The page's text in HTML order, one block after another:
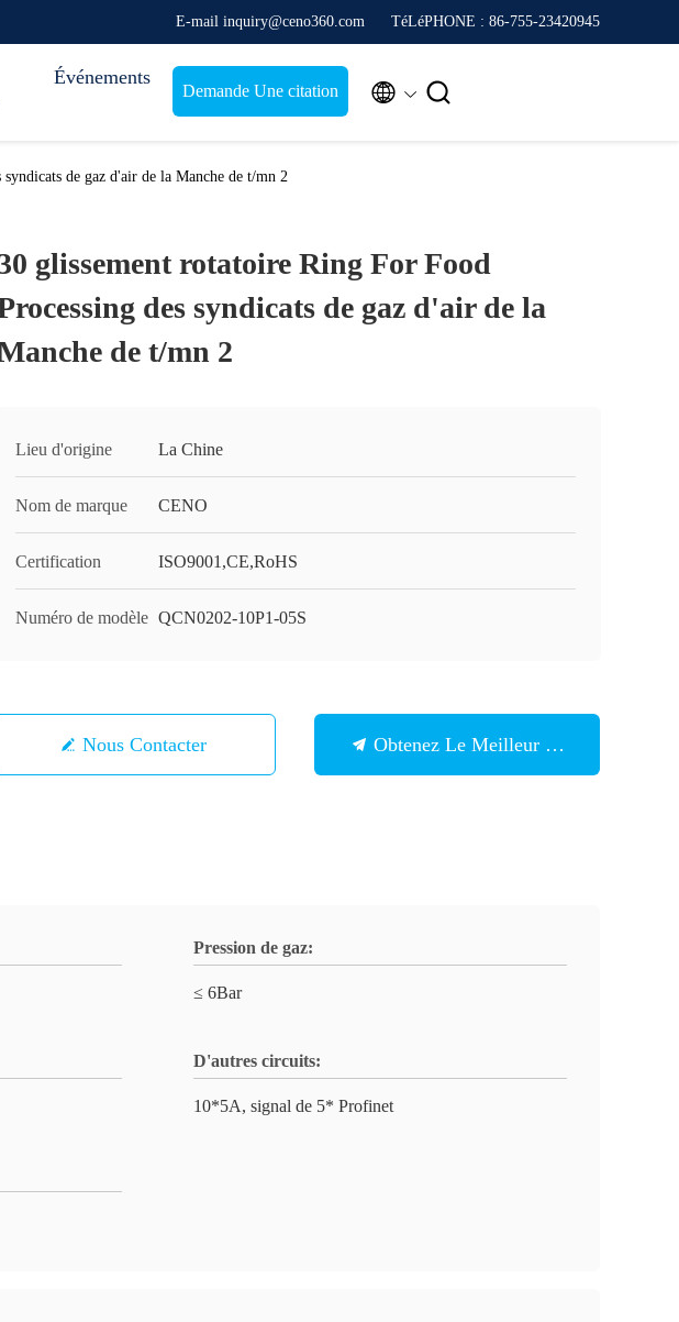
E-mail inquiry@ceno360.com TéLéPHONE : 86-755-23420945
Événements
Demande Une citation  
de gaz d'air de la Manche de t/mn 2
glissement rotatoire Ring For Food
des syndicats de gaz d'air de la
de t/mn 2
Lieu d'origine La Chine
Nom de marque CENO
Certification ISO9001,CE,RoHS
Numéro de modèle QCN0202-10P1-05S
Nous Contacter Obtenez Le Meilleur Prix
Pression de gaz:
≤ 6Bar
D'autres circuits:
10*5A, signal de 5* Profinet